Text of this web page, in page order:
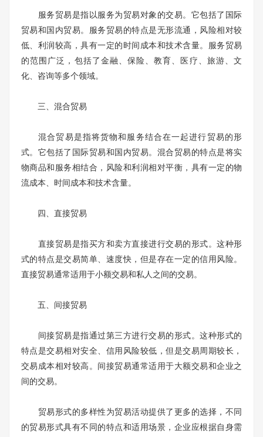
服务贸易是指以服务为贸易对象的交易。它包括了国际
贸易和国内贸易。服务贸易的特点是无形流通，风险相对较
低、利润较高，具有一定的时间成本和技术含量。服务贸易
的范围广泛，包括了金融、保险、教育、医疗、旅游、文
化、咨询等多个领域。
三、混合贸易
混合贸易是指将货物和服务结合在一起进行贸易的形
式。它包括了国际贸易和国内贸易。混合贸易的特点是将实
物商品和服务相结合，风险和利润相对平衡，具有一定的物
流成本、时间成本和技术含量。
四、直接贸易
直接贸易是指买方和卖方直接进行交易的形式。这种形
式的特点是交易简单、速度快，但是存在一定的信用风险。
直接贸易通常适用于小额交易和私人之间的交易。
五、间接贸易
间接贸易是指通过第三方进行交易的形式。这种形式的
特点是交易相对安全、信用风险较低，但是交易周期较长，
交易成本相对较高。间接贸易通常适用于大额交易和企业之
间的交易。
贸易形式的多样性为贸易活动提供了更多的选择，不同
的贸易形式具有不同的特点和适用场景，企业应根据自身需